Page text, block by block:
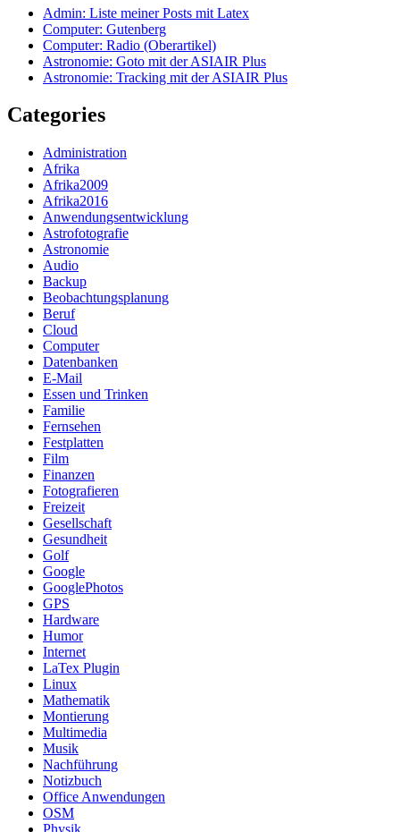
Admin: Liste meiner Posts mit Latex
Computer: Gutenberg
Computer: Radio (Oberartikel)
Astronomie: Goto mit der ASIAIR Plus
Astronomie: Tracking mit der ASIAIR Plus
Categories
Administration
Afrika
Afrika2009
Afrika2016
Anwendungsentwicklung
Astrofotografie
Astronomie
Audio
Backup
Beobachtungsplanung
Beruf
Cloud
Computer
Datenbanken
E-Mail
Essen und Trinken
Familie
Fernsehen
Festplatten
Film
Finanzen
Fotografieren
Freizeit
Gesellschaft
Gesundheit
Golf
Google
GooglePhotos
GPS
Hardware
Humor
Internet
LaTex Plugin
Linux
Mathematik
Montierung
Multimedia
Musik
Nachführung
Notizbuch
Office Anwendungen
OSM